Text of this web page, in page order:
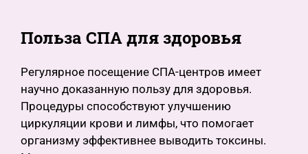
Польза СПА для здоровья
Регулярное посещение СПА-центров имеет
научно доказанную пользу для здоровья.
Процедуры способствуют улучшению
циркуляции крови и лимфы, что помогает
организму эффективнее выводить токсины.